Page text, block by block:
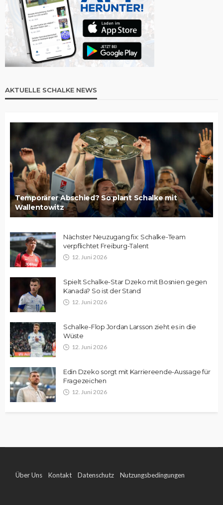
AKTUELLE SCHALKE NEWS
Temporärer Abschied? So plant Schalke mit
Wallentowitz
Nächster Neuzugang fix: Schalke-Team
verpflichtet Freiburg-Talent
12. Juni 2026
Spielt Schalke-Star Dzeko mit Bosnien gegen
Kanada? So ist der Stand
12. Juni 2026
Schalke-Flop Jordan Larsson zieht es in die
Wüste
12. Juni 2026
Edin Dzeko sorgt mit Karriereende-Aussage für
Fragezeichen
12. Juni 2026
Über Uns Kontakt Datenschutz Nutzungsbedingungen